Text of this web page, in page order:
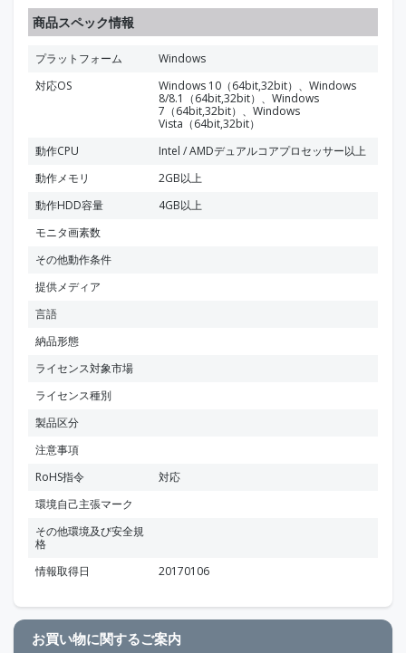
商品スペック情報
プラットフォーム
Windows
対応OS
Windows 10（64bit,32bit）、Windows
8/8.1（64bit,32bit）、Windows
7（64bit,32bit）、Windows
Vista（64bit,32bit）
動作CPU
Intel / AMDデュアルコアプロセッサー以上
動作メモリ
2GB以上
動作HDD容量
4GB以上
モニタ画素数
その他動作条件
提供メディア
言語
納品形態
ライセンス対象市場
ライセンス種別
製品区分
注意事項
RoHS指令
対応
環境自己主張マーク
その他環境及び安全規
格
情報取得日
20170106
お買い物に関するご案内